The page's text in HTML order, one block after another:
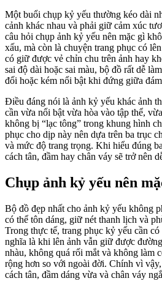
Một buổi chụp kỷ yếu thường kéo dài
cảnh khác nhau và phải giữ cảm xúc
câu hỏi chụp ảnh kỷ yếu nên mặc gì
xấu, mà còn là chuyện trang phục có
có giữ được vẻ chỉn chu trên ảnh hay
sai độ dài hoặc sai màu, bộ đồ rất dễ
đối hoặc kém nổi bật khi đứng giữa
Điều đáng nói là ảnh kỷ yếu khác ảnh
cần vừa nổi bật vừa hòa vào tập thể,
không bị “lạc tông” trong khung hình
phục cho dịp này nên dựa trên ba trục
và mức độ trang trọng. Khi hiểu đúng
cách tân, đầm hay chân váy sẽ trở nên
Chụp ảnh kỷ yếu nên
Bộ đồ đẹp nhất cho ảnh kỷ yếu không
có thể tôn dáng, giữ nét thanh lịch và
Trong thực tế, trang phục kỷ yếu cần
nghĩa là khi lên ảnh vẫn giữ được
nhàu, không quá rối mắt và không làm
rộng hơn so với ngoài đời. Chính vì
cách tân, đầm dáng vừa và chân váy